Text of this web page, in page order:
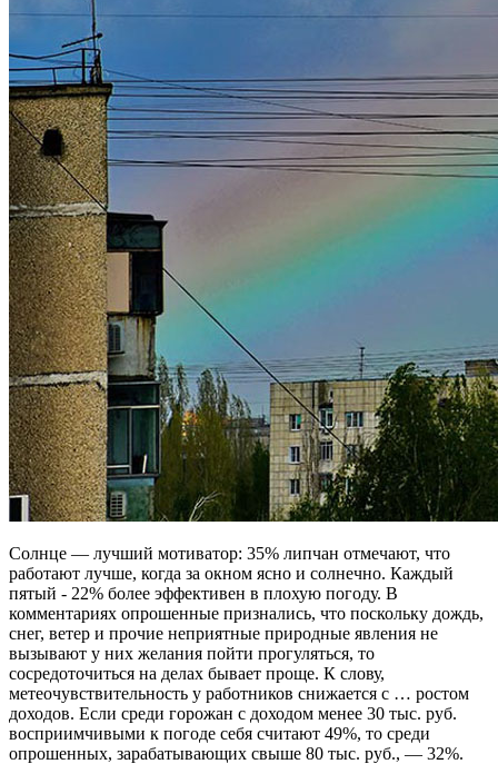
Солнце — лучший мотиватор: 35% липчан отмечают, что
работают лучше, когда за окном ясно и солнечно. Каждый
пятый - 22% более эффективен в плохую погоду. В
комментариях опрошенные признались, что поскольку дождь,
снег, ветер и прочие неприятные природные явления не
вызывают у них желания пойти прогуляться, то
сосредоточиться на делах бывает проще. К слову,
метеочувствительность у работников снижается с … ростом
доходов. Если среди горожан с доходом менее 30 тыс. руб.
восприимчивыми к погоде себя считают 49%, то среди
опрошенных, зарабатывающих свыше 80 тыс. руб., — 32%.